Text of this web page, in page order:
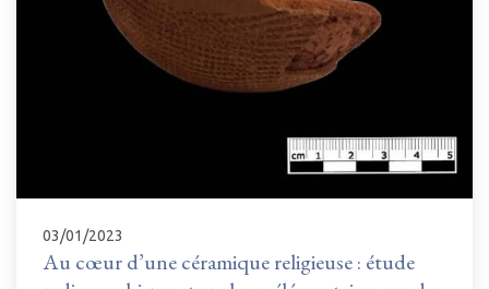
03/01/2023
Au cœur d’une céramique religieuse : étude